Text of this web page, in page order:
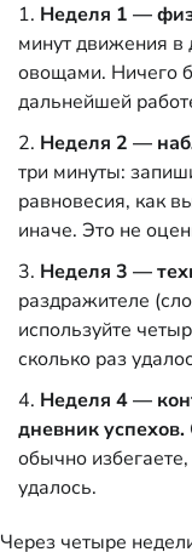
Неделя 1 —
минут движения в
овощами. Ничего
дальнейшей
Неделя 2 —
три минуты:
равновесия, как
иначе. Это не
Неделя 3 —
раздражителе
используйте
сколько раз
Неделя 4 —
дневник успехов.
обычно
удалось.
Через четыре